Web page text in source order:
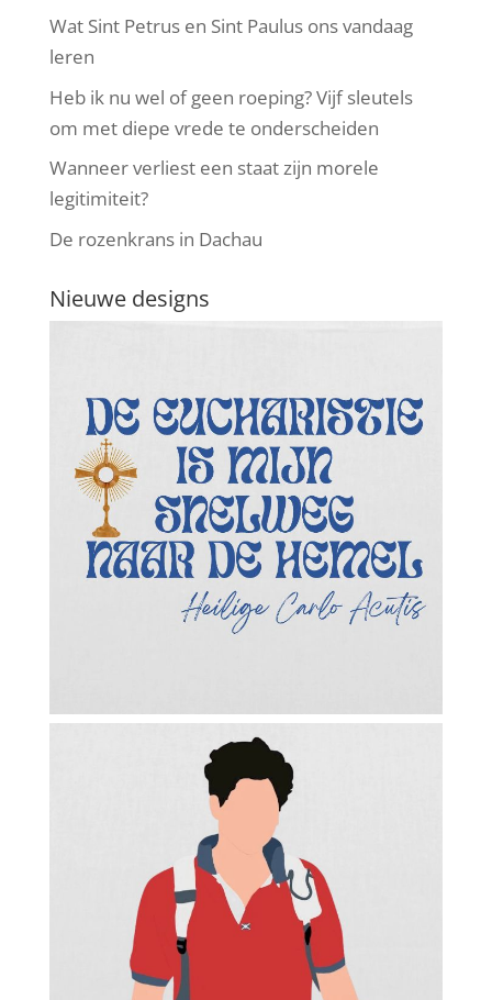
Wat Sint Petrus en Sint Paulus ons vandaag
leren
Heb ik nu wel of geen roeping? Vijf sleutels
om met diepe vrede te onderscheiden
Wanneer verliest een staat zijn morele
legitimiteit?
De rozenkrans in Dachau
Nieuwe designs